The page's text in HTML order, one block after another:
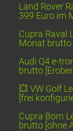
Land Rover
399 Euro im
Cupra Raval
Monat brutto
Audi Q4 e-
brutto
💥 VW Golf
[frei
Cupra Born
brutto [ohne